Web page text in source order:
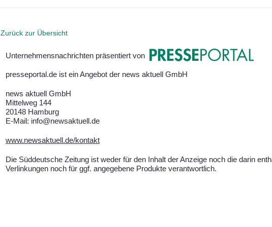
Zurück zur Übersicht
Unternehmensnachrichten präsentiert von
presseportal.de ist ein Angebot der news aktuell GmbH
news aktuell GmbH
Mittelweg 144
20148 Hamburg
E-Mail: info@newsaktuell.de
www.newsaktuell.de/kontakt
Die Süddeutsche Zeitung ist weder für den Inhalt der Anzeige noch die darin
Verlinkungen noch für ggf. angegebene Produkte verantwortlich.